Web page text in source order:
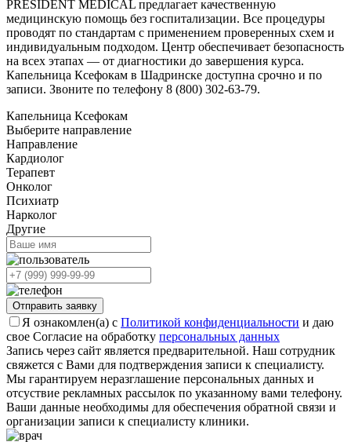
PRESIDENT MEDICAL предлагает качественную
медицинскую помощь без госпитализации. Все процедуры
проводят по стандартам с применением проверенных схем и
индивидуальным подходом. Центр обеспечивает безопасность
на всех этапах — от диагностики до завершения курса.
Капельница Ксефокам в Шадринске доступна срочно и по
записи. Звоните по телефону 8 (800) 302-63-79.
Капельница Ксефокам
Выберите направление
Направление
Кардиолог
Терапевт
Онколог
Психиатр
Нарколог
Другие
Отправить заявку
Я ознакомлен(а) с Политикой конфиденциальности и даю
свое Согласие на обработку персональных данных
Запись через сайт является предварительной. Наш сотрудник
свяжется с Вами для подтверждения записи к специалисту.
Мы гарантируем неразглашение персональных данных и
отсуствие рекламных рассылок по указанному вами телефону.
Ваши данные необходимы для обеспечения обратной связи и
организации записи к специалисту клиники.